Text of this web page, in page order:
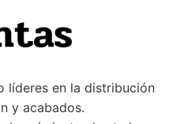
líderes en la distribución
y acabados.